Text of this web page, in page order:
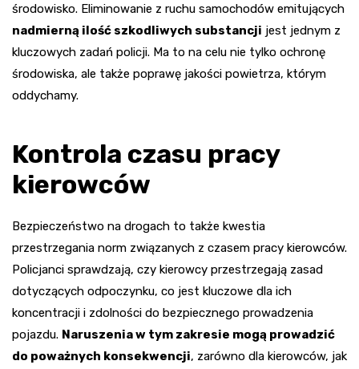
środowisko. Eliminowanie z ruchu samochodów emitujących
nadmierną ilość szkodliwych substancji jest jednym z
kluczowych zadań policji. Ma to na celu nie tylko ochronę
środowiska, ale także poprawę jakości powietrza, którym
oddychamy.
Kontrola czasu pracy
kierowców
Bezpieczeństwo na drogach to także kwestia
przestrzegania norm związanych z czasem pracy kierowców.
Policjanci sprawdzają, czy kierowcy przestrzegają zasad
dotyczących odpoczynku, co jest kluczowe dla ich
koncentracji i zdolności do bezpiecznego prowadzenia
pojazdu. Naruszenia w tym zakresie mogą prowadzić
do poważnych konsekwencji, zarówno dla kierowców, jak